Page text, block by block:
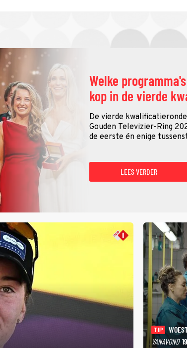
Welke
kop in de vierde
De vierde
Gouden Televizier-Ring
de eerste én enige
LEES VERDER
TIP
VANAVOND